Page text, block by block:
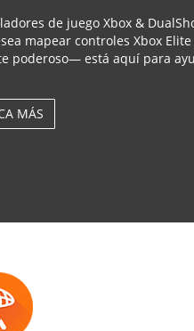
de juego Xbox &
mapear controles Xbox
poderoso— está aquí para
MÁS